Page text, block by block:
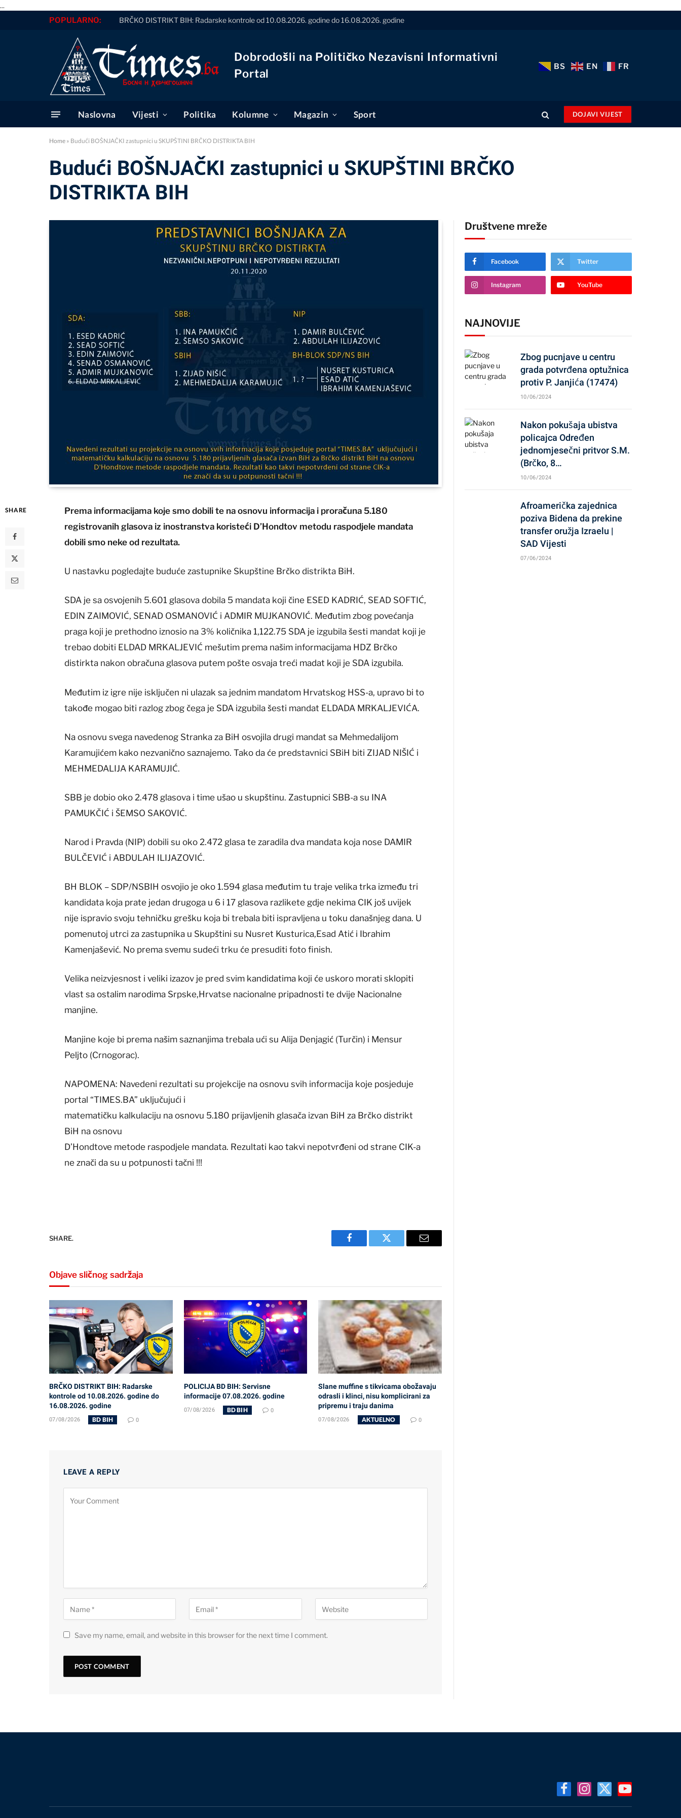
...
POPULARNO: BRČKO DISTRIKT BIH: Radarske kontrole od 10.08.2026. godine do 16.08.2026. godine
Dobrodošli na Političko Nezavisni Informativni
Portal
BS EN FR
Naslovna Vijesti Politika Kolumne Magazin Sport DOJAVI VIJEST
Home » Budući BOŠNJAČKI zastupnici u SKUPŠTINI BRČKO DISTRIKTA BIH
Budući BOŠNJAČKI zastupnici u SKUPŠTINI BRČKO
DISTRIKTA BIH
SHARE
Prema informacijama koje smo dobili te na osnovu informacija i proračuna 5.180
registrovanih glasova iz inostranstva koristeći D’Hondtov metodu raspodjele mandata
dobili smo neke od rezultata.
U nastavku pogledajte buduće zastupnike Skupštine Brčko distrikta BiH.
SDA je sa osvojenih 5.601 glasova dobila 5 mandata koji čine ESED KADRIĆ, SEAD SOFTIĆ,
EDIN ZAIMOVIĆ, SENAD OSMANOVIĆ i ADMIR MUJKANOVIĆ. Međutim zbog povećanja
praga koji je prethodno iznosio na 3% količnika 1,122.75 SDA je izgubila šesti mandat koji je
trebao dobiti ELDAD MRKALJEVIĆ mešutim prema našim informacijama HDZ Brčko
distirkta nakon obračuna glasova putem pošte osvaja treći madat koji je SDA izgubila.
Međutim iz igre nije isključen ni ulazak sa jednim mandatom Hrvatskog HSS-a, upravo bi to
takođe mogao biti razlog zbog čega je SDA izgubila šesti mandat ELDADA MRKALJEVIĆA.
Na osnovu svega navedenog Stranka za BiH osvojila drugi mandat sa Mehmedalijom
Karamujićem kako nezvanično saznajemo. Tako da će predstavnici SBiH biti ZIJAD NIŠIĆ i
MEHMEDALIJA KARAMUJIĆ.
SBB je dobio oko 2.478 glasova i time ušao u skupštinu. Zastupnici SBB-a su INA
PAMUKČIĆ i ŠEMSO SAKOVIĆ.
Narod i Pravda (NIP) dobili su oko 2.472 glasa te zaradila dva mandata koja nose DAMIR
BULČEVIĆ i ABDULAH ILIJAZOVIĆ.
BH BLOK – SDP/NSBIH osvojio je oko 1.594 glasa međutim tu traje velika trka između tri
kandidata koja prate jedan drugoga u 6 i 17 glasova razlikete gdje nekima CIK još uvijek
nije ispravio svoju tehničku grešku koja bi trebala biti ispravljena u toku današnjeg dana. U
pomenutoj utrci za zastupnika u Skupštini su Nusret Kusturica,Esad Atić i Ibrahim
Kamenjašević. No prema svemu sudeći trku će presuditi foto finish.
Velika neizvjesnost i veliki izazov je pred svim kandidatima koji će uskoro morati sklopiti
vlast sa ostalim narodima Srpske,Hrvatse nacionalne pripadnosti te dvije Nacionalne
manjine.
Manjine koje bi prema našim saznanjima trebala ući su Alija Denjagić (Turčin) i Mensur
Peljto (Crnogorac).
NAPOMENA: Navedeni rezultati su projekcije na osnovu svih informacija koje posjeduje
portal “TIMES.BA” uključujući i
matematičku kalkulaciju na osnovu 5.180 prijavljenih glasača izvan BiH za Brčko distrikt
BiH na osnovu
D’Hondtove metode raspodjele mandata. Rezultati kao takvi nepotvrđeni od strane CIK-a
ne znači da su u potpunosti tačni !!!
SHARE.
Facebook Twitter Email
Objave sličnog sadržaja
BRČKO DISTRIKT BIH: Radarske
kontrole od 10.08.2026. godine do
16.08.2026. godine
07/08/2026 BD BIH 0
POLICIJA BD BIH: Servisne
informacije 07.08.2026. godine
07/08/2026 BD BIH 0
Slane muffine s tikvicama obožavaju
odrasli i klinci, nisu komplicirani za
pripremu i traju danima
07/08/2026 AKTUELNO 0
LEAVE A REPLY
Save my name, email, and website in this browser for the next time I comment.
Društvene mreže
Facebook Twitter
Instagram YouTube
NAJNOVIJE
Zbog pucnjave u centru
grada potvrđena optužnica
protiv P. Janjića (17474)
10/06/2024
Nakon pokušaja ubistva
policajca Određen
jednomjesečni pritvor S.M.
(Brčko, 8…
10/06/2024
Afroamerička zajednica
poziva Bidena da prekine
transfer oružja Izraelu |
SAD Vijesti
07/06/2024
FacebookInstagram
X
(Twitter)
YouTube